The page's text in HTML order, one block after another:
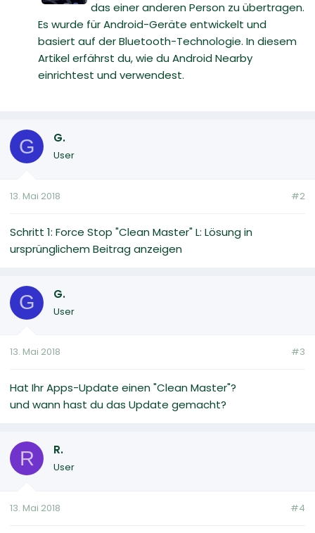
das einer anderen Person zu übertragen.
Es wurde für Android-Geräte entwickelt und
basiert auf der Bluetooth-Technologie. In diesem
Artikel erfährst du, wie du Android Nearby
einrichtest und verwendest.
G G.
User
13. Mai 2018 #2
Schritt 1: Force Stop "Clean Master" L: Lösung in
ursprünglichem Beitrag anzeigen
G G.
User
13. Mai 2018 #3
Hat Ihr Apps-Update einen "Clean Master"?
und wann hast du das Update gemacht?
R R.
User
13. Mai 2018 #4